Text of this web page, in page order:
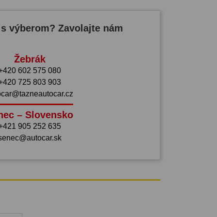
výberom? Zavolajte nám
Žebrák
602 575 080
725 803 903
– Slovensko
905 252 635